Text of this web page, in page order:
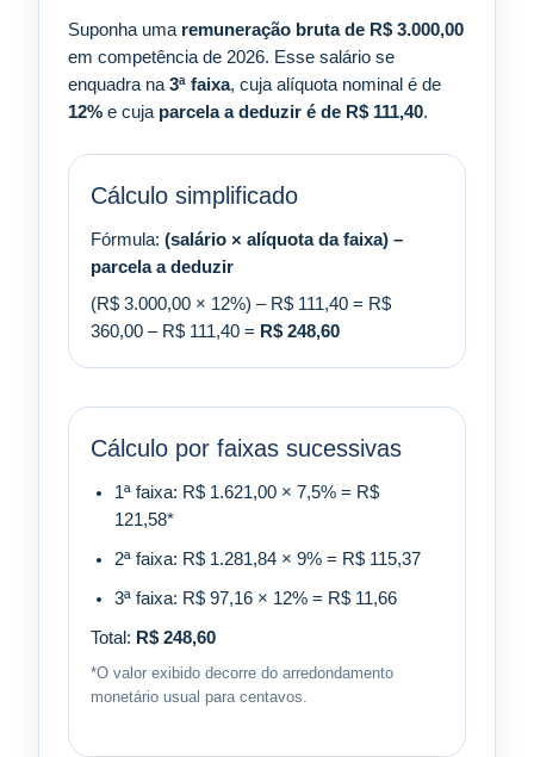
Suponha uma remuneração bruta de R$ 3.000,00
em competência de 2026. Esse salário se
enquadra na3ª faixa, cuja alíquota nominal é de
12% e cuja parcela a deduzir é de R$ 111,40.
Cálculo simplificado
Fórmula:(salário × alíquota da faixa) –
parcela a deduzir
(R$ 3.000,00 × 12%) – R$ 111,40 = R$
360,00 – R$ 111,40 = R$ 248,60
Cálculo por faixas sucessivas
1ª faixa: R$ 1.621,00 × 7,5% = R$
121,58*
2ª faixa: R$ 1.281,84 × 9% = R$ 115,37
3ª faixa: R$ 97,16 × 12% = R$ 11,66
Total: R$ 248,60
*O valor exibido decorre do arredondamento
monetário usual para centavos.